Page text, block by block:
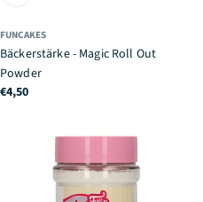
FUNCAKES
Bäckerstärke - Magic Roll Out
Powder
Regulärer
€4,50